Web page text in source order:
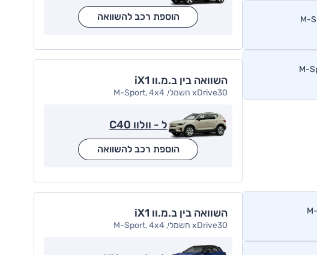
הוספת רכב להשוואה
השוואה בין ב.מ.וו iX1
xDrive30 חשמלי, M-Sport, 4x4
ל - וולוו C40
הוספת רכב להשוואה
השוואה בין ב.מ.וו iX1
xDrive30 חשמלי, M-Sport, 4x4